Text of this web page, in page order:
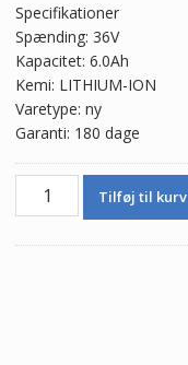
pris
var:
720,00 kr.
Specifikationer
Spænding: 36V
Kapacitet: 6.0Ah
Kemi: LITHIUM-ION
Varetype: ny
Garanti: 180 dage
6.0Ah
Tilføj til kurv